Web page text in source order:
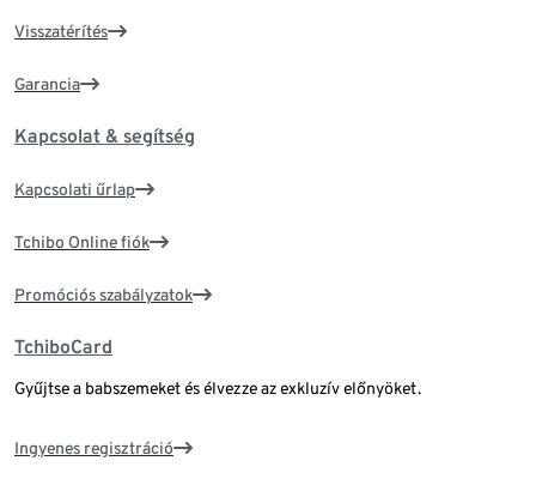
Visszatérítés
Garancia
Kapcsolat & segítség
Kapcsolati űrlap
Tchibo Online fiók
Promóciós szabályzatok
TchiboCard
Gyűjtse a babszemeket és élvezze az exkluzív előnyöket.
Ingyenes regisztráció